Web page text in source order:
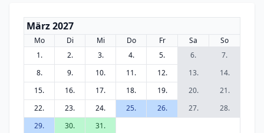
März 2027
Mo Di Mi Do Fr Sa
So
1.
2. 3. 4. 5. 6.
7.
8.
9. 10. 11. 12. 13.
14.
15.
16. 17. 18. 19. 20.
21.
22.
23. 24. 25. 26. 27.
28.
29.
30. 31.